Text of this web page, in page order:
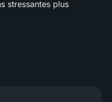
stressantes plus